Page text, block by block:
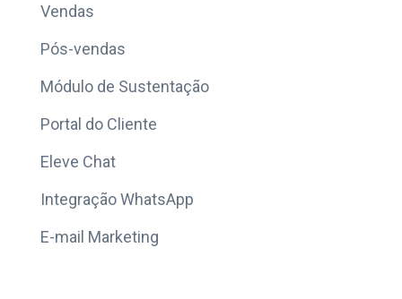
Vendas
Pós-vendas
Módulo de Sustentação
Portal do Cliente
Eleve Chat
Integração WhatsApp
E-mail Marketing